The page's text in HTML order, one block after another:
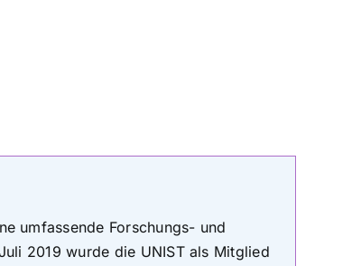
umfassende Forschungs- und
2019 wurde die UNIST als Mitglied